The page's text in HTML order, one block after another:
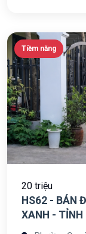
Tiềm năng
20 triệu
HS62 - BÁN
XANH - TỈNH